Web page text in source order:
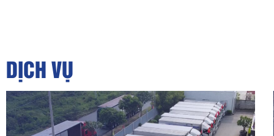
DỊCH VỤ